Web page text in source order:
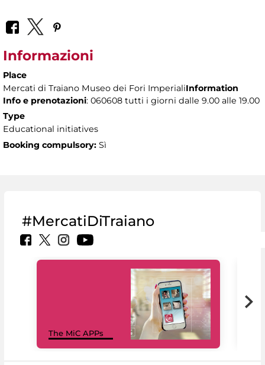
Informazioni
Place
Mercati di Traiano Museo dei Fori ImperialiInformation
Info e prenotazioni: 060608 tutti i giorni dalle 9.00 alle 19.00
Type
Educational initiatives
Booking compulsory: Sì
#MercatiDiTraiano
The MiC APPs